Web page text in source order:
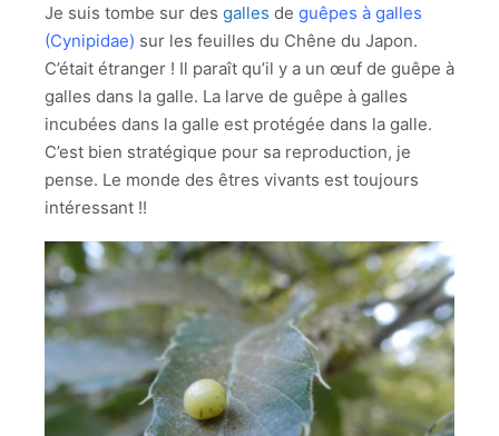
Je suis tombe sur des galles de guêpes à galles
(Cynipidae) sur les feuilles du Chêne du Japon.
C’était étranger ! Il paraît qu’il y a un œuf de guêpe à
galles dans la galle. La larve de guêpe à galles
incubées dans la galle est protégée dans la galle.
C’est bien stratégique pour sa reproduction, je
pense. Le monde des êtres vivants est toujours
intéressant !!